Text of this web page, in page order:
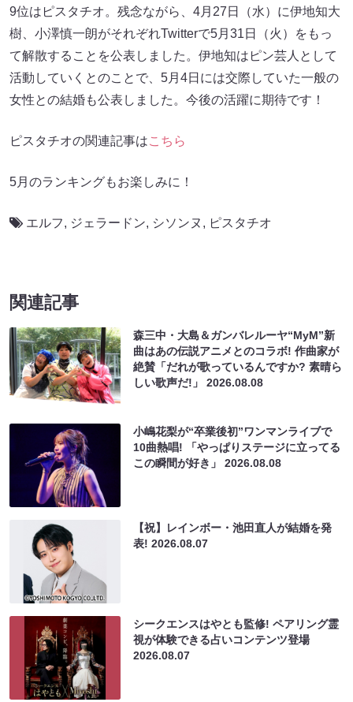
9位はピスタチオ。残念ながら、4月27日（水）に伊地知大
樹、小澤慎一朗がそれぞれTwitterで5月31日（火）をもっ
て解散することを公表しました。伊地知はピン芸人として
活動していくとのことで、5月4日には交際していた一般の
女性との結婚も公表しました。今後の活躍に期待です！
ピスタチオの関連記事はこちら
5月のランキングもお楽しみに！
エルフ, ジェラードン, シソンヌ , ピスタチオ
関連記事
森三中・大島＆ガンバレルーヤ“MyM”新
曲はあの伝説アニメとのコラボ! 作曲家が
絶賛「だれが歌っているんですか? 素晴ら
しい歌声だ!」2026.08.08
小嶋花梨が“卒業後初”ワンマンライブで
10曲熱唱! 「やっぱりステージに立ってる
この瞬間が好き」2026.08.08
【祝】レインボー・池田直人が結婚を発
表!2026.08.07
シークエンスはやとも監修! ペアリング霊
視が体験できる占いコンテンツ登場
2026.08.07